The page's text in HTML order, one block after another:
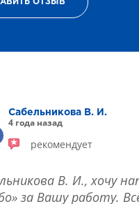
САХАРНОГО ДИАБЕТА
ОФТАЛЬМОЛОГИЯ
ЗАБОЛЕВАНИЙ СЕТЧАТКИ
ХИРУРГИЯ
ОТЗЫВ
Сабельникова В. И.
4 года назад
рекомендует
В. И., хочу
за Вашу работу.